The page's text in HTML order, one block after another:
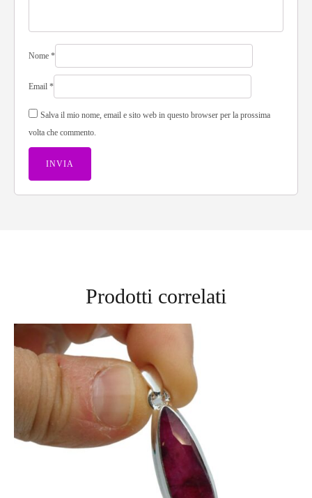
Nome *
Email *
Salva il mio nome, email e sito web in questo browser per la prossima
volta che commento.
Prodotti correlati